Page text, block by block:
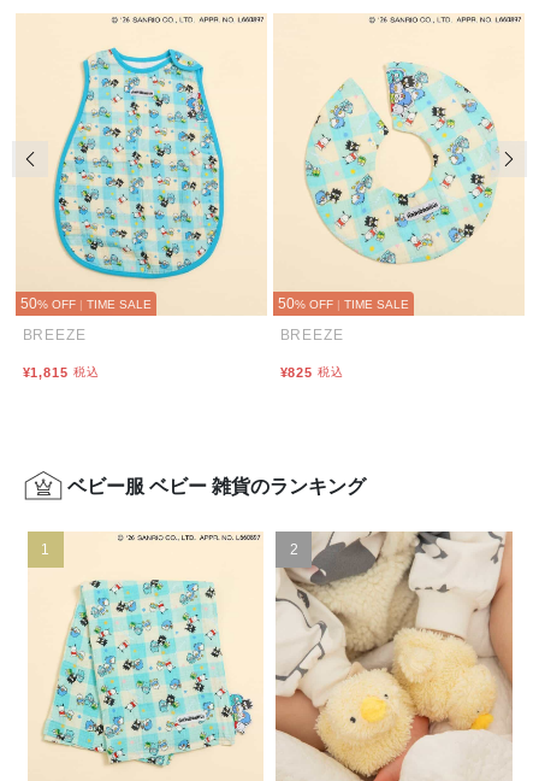
50% OFF | TIME SALE
BREEZE
¥1,815 税込
50% OFF | TIME SALE
BREEZE
¥825 税込
前の画像 次
ベビー服 ベビー 雑貨のランキング
1 2